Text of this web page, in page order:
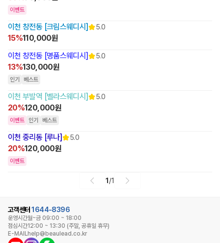
이벤트
이천 창전동 [크림스웨디시] 5.0
15%110,000원
이천 창전동 [명품스웨디시]
5.0
13%130,000원
인기 베스트
이천 부발역 [벨라스웨디시] 5.0
20%120,000원
이벤트 인기 베스트
이천 중리동 [루나] 5.0
20%120,000원
이벤트
1 /1
고객센터 1644-8396
운영시간월~금 09:00 ~ 18:00
점심시간12:00 ~ 13:30 (주말, 공휴일 휴무)
E-MAILhelp@beaulead.co.kr